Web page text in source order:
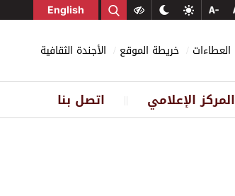
English
العطاءات خريطة الموقع الأجندة الثقافية
المركز الإعلامي || اتصل بنا